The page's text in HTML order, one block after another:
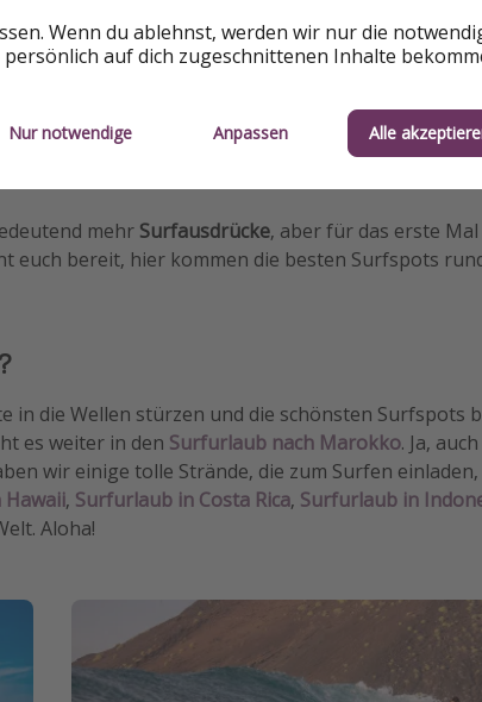
gefolgt von dem nächsten Set
Teil bildet. Der ultimative Spot für Surfer,
mehr Surfausdrücke, aber für das erste
euch bereit, hier kommen die besten Surfspots
in die Wellen stürzen und die schönsten Surfspots
es weiter in den Surfurlaub nach Marokko. Ja,
wir einige tolle Strände, die zum Surfen
, Surfurlaub in Costa Rica, Surfurlaub in
Aloha!
Wenn du ablehnst, werden wir nur die
auf dich zugeschnittenen Inhalte
Nur notwendige Anpassen Alle